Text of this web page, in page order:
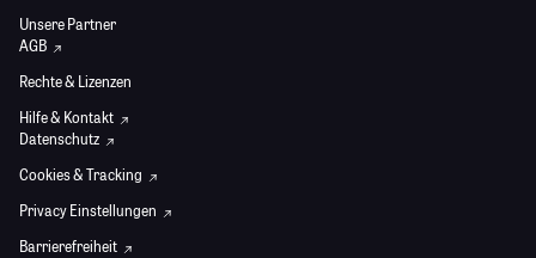
Unsere Partner
AGB
Rechte & Lizenzen
Hilfe & Kontakt
Datenschutz
Cookies & Tracking
Privacy Einstellungen
Barrierefreiheit